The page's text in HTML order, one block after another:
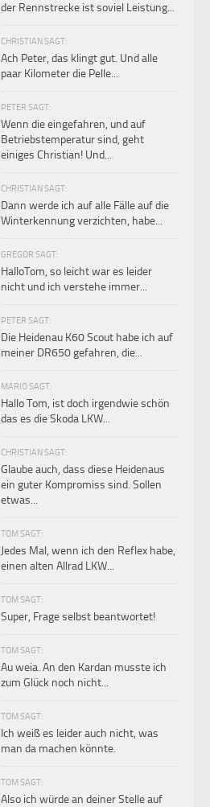
der Rennstrecke ist soviel Leistung...
CHRISTIAN SAGT:
Ach Peter, das klingt gut. Und alle
paar Kilometer die Pelle...
PETER SAGT:
Wenn die eingefahren, und auf
Betriebstemperatur sind, geht
einiges Christian! Und...
CHRISTIAN SAGT:
Dann werde ich auf alle Fälle auf die
Winterkennung verzichten, habe...
GREGOR SAGT:
HalloTom, so leicht war es leider
nicht und ich verstehe immer...
PETER SAGT:
Die Heidenau K60 Scout habe ich auf
meiner DR650 gefahren, die...
MARIO SAGT:
Hallo Tom, ist doch irgendwie schön
das es die Skoda LKW...
CHRISTIAN SAGT:
Glaube auch, dass diese Heidenaus
ein guter Kompromiss sind. Sollen
etwas...
TOM SAGT:
Jedes Mal, wenn ich den Reflex habe,
einen alten Allrad LKW...
TOM SAGT:
Super, Frage selbst beantwortet!
TOM SAGT:
Au weia. An den Kardan musste ich
zum Glück noch nicht...
TOM SAGT:
Ich weiß es leider auch nicht, was
man da machen könnte.
TOM SAGT:
Also ich würde an deiner Stelle auf